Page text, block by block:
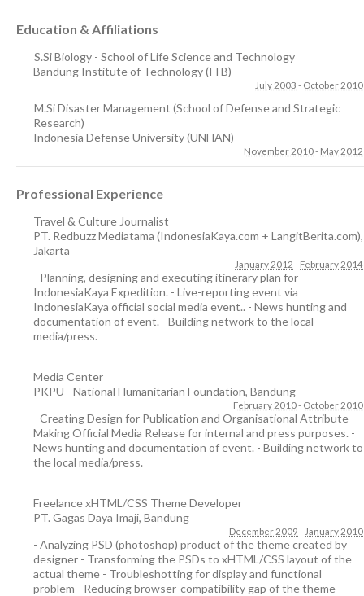
Education & Affiliations
S.Si Biology - School of Life Science and Technology
Bandung Institute of Technology (ITB)
July 2003 - October 2010
M.Si Disaster Management (School of Defense and Strategic
Research)
Indonesia Defense University (UNHAN)
November 2010- May 2012
Professional Experience
Travel & Culture Journalist
PT. Redbuzz Mediatama (IndonesiaKaya.com + LangitBerita.com),
Jakarta
January 2012 - February 2014
- Planning, designing and executing itinerary plan for
IndonesiaKaya Expedition. - Live-reporting event via
IndonesiaKaya official social media event.. - News hunting and
documentation of event. - Building network to the local
media/press.
Media Center
PKPU - National Humanitarian Foundation, Bandung
February 2010- October 2010
- Creating Design for Publication and Organisational Attribute -
Making Official Media Release for internal and press purposes. -
News hunting and documentation of event. - Building network to
the local media/press.
Freelance xHTML/CSS Theme Developer
PT. Gagas Daya Imaji, Bandung
December 2009 - January 2010
- Analyzing PSD (photoshop) product of the theme created by
designer - Transforming the PSDs to xHTML/CSS layout of the
actual theme - Troubleshotting for display and functional
problem - Reducing browser-compatibility gap of the theme